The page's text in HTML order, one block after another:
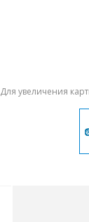
Для увеличения